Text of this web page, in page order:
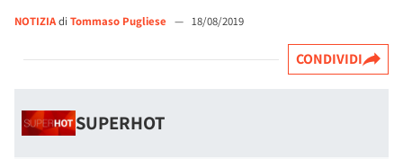
NOTIZIAdi Tommaso Pugliese — 18/08/2019
CONDIVIDI
SUPERHOT